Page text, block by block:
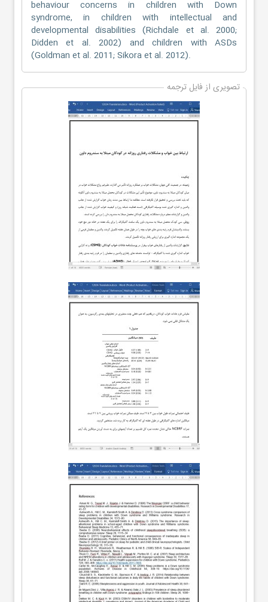
behaviour concerns in children with Down
syndrome, in children with intellectual and
developmental disabilities (Richdale et al. 2000;
Didden et al. 2002) and children with ASDs
(Goldman et al. 2011; Sikora et al. 2012).
تصویری از فایل ترجمه